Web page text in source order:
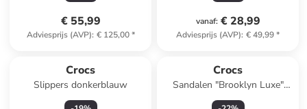
€ 55,99
Adviesprijs (AVP): € 125,00*
vanaf: € 28,99
Adviesprijs (AVP): € 49,99*
Crocs
Slippers donkerblauw
Crocs
Sandalen "Brooklyn Luxe"
camel